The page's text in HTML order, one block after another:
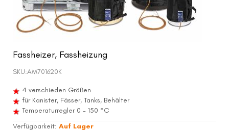
Fassheizer, Fassheizung
SKU:AM701620K
4 verschieden Größen
für Kanister, Fässer, Tanks, Behälter
Temperaturregler 0 - 150 °C
Verfügbarkeit: Auf Lager